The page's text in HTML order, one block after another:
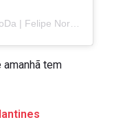
Uma publicação compartilhada por YoDa | Felipe Noronha (@stonedyoda)
amanhã tem